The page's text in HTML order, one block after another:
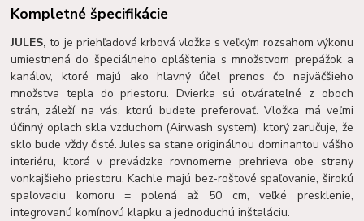
Kompletné špecifikácie
JULES, to je priehľadová krbová vložka s veľkým rozsahom výkonu
umiestnená do špeciálneho opláštenia s množstvom prepážok a
kanálov, ktoré majú ako hlavný účel prenos čo najväčšieho
množstva tepla do priestoru. Dvierka sú otvárateľné z oboch
strán, záleží na vás, ktorú budete preferovať. Vložka má veľmi
účinný oplach skla vzduchom (Airwash system), ktorý zaručuje, že
sklo bude vždy čisté. Jules sa stane originálnou dominantou vášho
interiéru, ktorá v prevádzke rovnomerne prehrieva obe strany
vonkajšieho priestoru. Kachle majú bez-roštové spaľovanie, širokú
spaľovaciu komoru = polená až 50 cm, veľké presklenie,
integrovanú komínovú klapku a jednoduchú inštaláciu.